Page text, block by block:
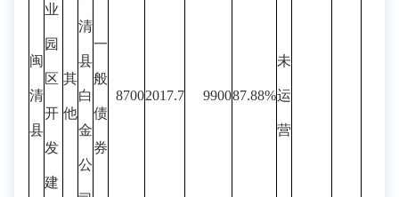
闽
清
县
业
园
区
开
发
建
其
他
清
县
白
金
公
一
般
债
券
87002017.7 990087.88%
未
运
营